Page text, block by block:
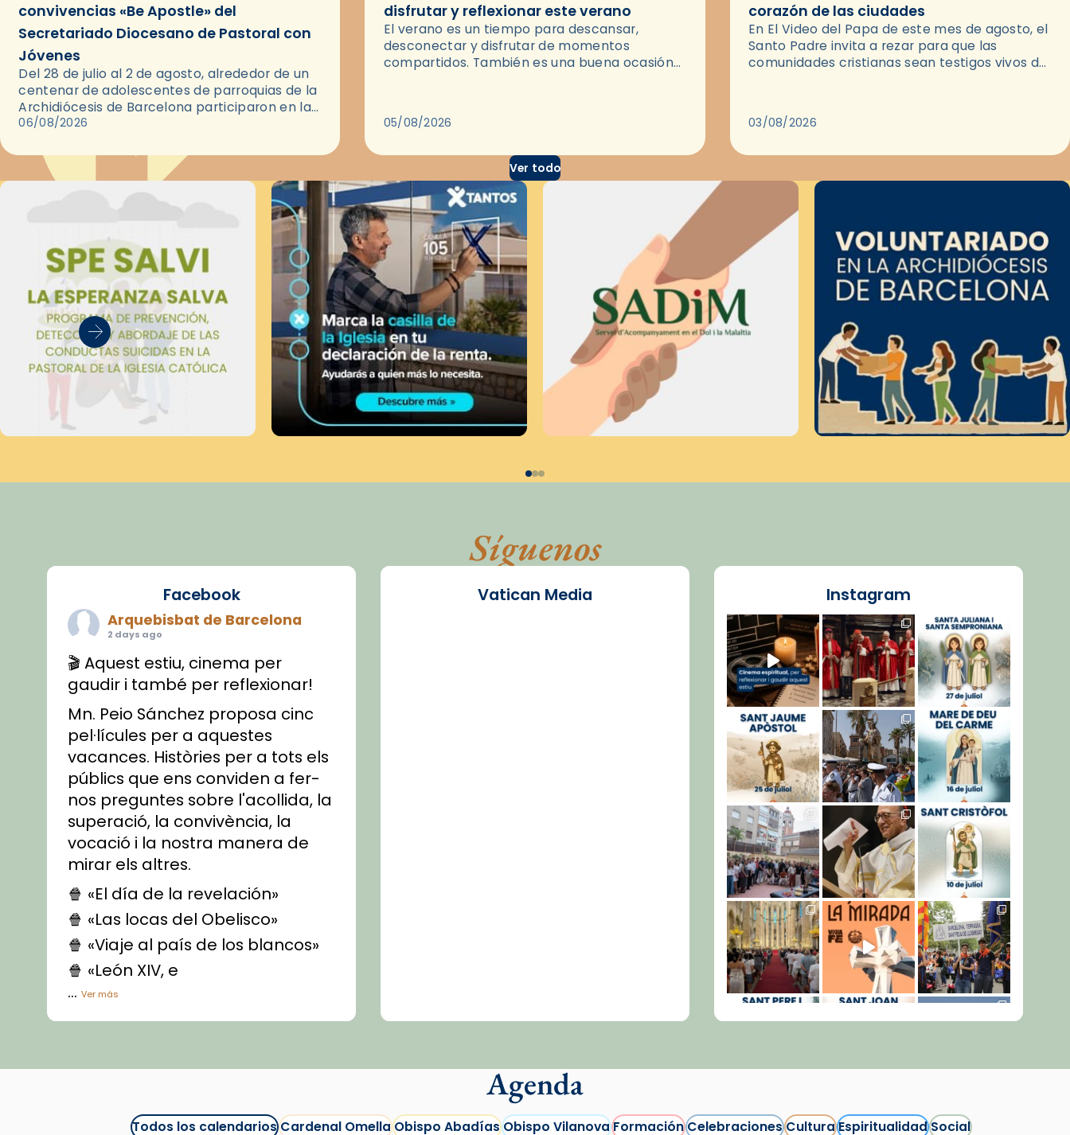
convivencias «Be Apostle» del
Secretariado Diocesano de Pastoral con
Jóvenes
Del 28 de julio al 2 de agosto, alrededor de un
centenar de adolescentes de parroquias de la
Archidiócesis de Barcelona participaron en las
convivencias Be Apostle, organizadas por el
06/08/2026
disfrutar y reflexionar este verano
El verano es un tiempo para descansar,
desconectar y disfrutar de momentos
compartidos. También es una buena ocasión
05/08/2026
corazón de las ciudades
En El Video del Papa de este mes de agosto, el
Santo Padre invita a rezar para que las
comunidades cristianas sean testigos vivos del
03/08/2026
Ver todo
Síguenos
Facebook
Arquebisbat de Barcelona
2 days ago
🎬 Aquest estiu, cinema per
gaudir i també per reflexionar!
Mn. Peio Sánchez proposa cinc
pel·lícules per a aquestes
vacances. Històries per a tots els
públics que ens conviden a fer-
nos preguntes sobre l'acollida, la
superació, la convivència, la
vocació i la nostra manera de
mirar els altres.
🍿 «El día de la revelación»
🍿 «Las locas del Obelisco»
🍿 «Viaje al país de los blancos»
🍿 «León XIV, e
...Ver más
Vídeo
Vatican Media Instagram
Agenda
Todos los calendariosCardenal OmellaObispo AbadíasObispo VilanovaFormaciónCelebracionesCulturaEspiritualidadSocial